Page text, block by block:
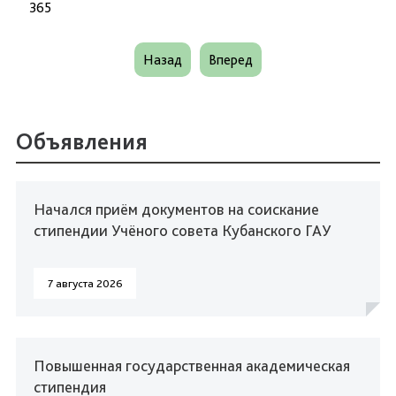
365
Назад Вперед
Объявления
Начался приём документов на соискание
стипендии Учёного совета Кубанского ГАУ
7 августа 2026
Повышенная государственная академическая
стипендия